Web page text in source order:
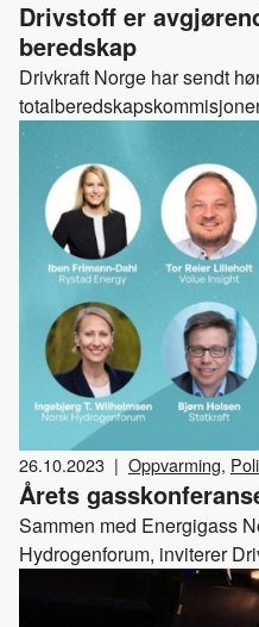
Høringssvar
Drivstoff er
beredskap
Drivkraft Norge har sendt
viktigheten av drivstoff for
behovet for at fornybart
beredskapslager.
26.10.2023 | Oppvarming,
Norge,Gass,
Årets
Sammen med Energigass
Hydrogenforum, inviterer
høstens viktigste gasstreff.
gasskonferanse den 8.